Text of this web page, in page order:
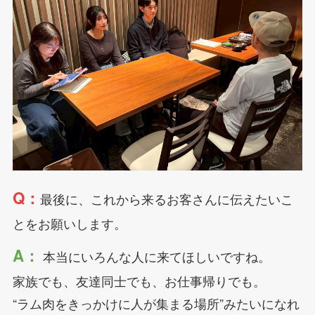
Q： 最後に、これから来るお客さんに伝えたいこ
とをお願いします。
A： 本当にいろんな人に来てほしいですね。
家族でも、友達同士でも、お仕事帰りでも。
“ラム肉をきっかけに人が集まる場所”みたいになれ